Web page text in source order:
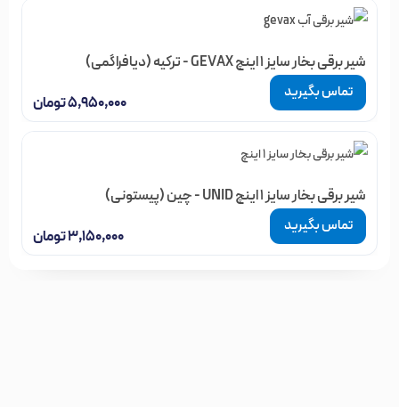
شیر برقی بخار سایز 1 اینچ GEVAX - ترکیه (دیافراگمی)
۵,۹۵۰,۰۰۰تومان تماس بگیرید
شیر برقی بخار سایز 1 اینچ UNID - چین (پیستونی)
۳,۱۵۰,۰۰۰تومان تماس بگیرید